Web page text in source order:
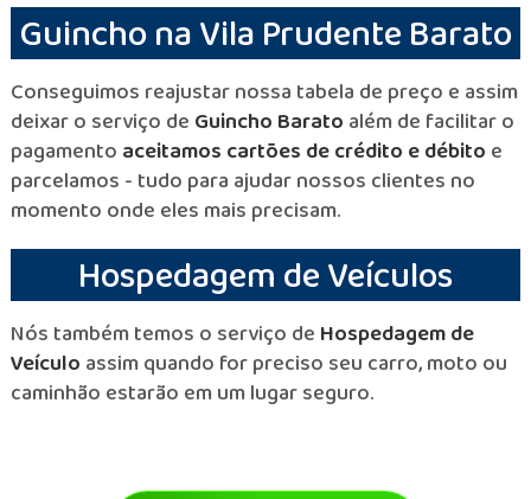
Guincho na Vila Prudente Barato
Conseguimos reajustar nossa tabela de preço e assim
deixar o serviço de Guincho Barato além de facilitar o
pagamento aceitamos cartões de crédito e débito e
parcelamos - tudo para ajudar nossos clientes no
momento onde eles mais precisam.
Hospedagem de Veículos
Nós também temos o serviço de Hospedagem de
Veículo assim quando for preciso seu carro, moto ou
caminhão estarão em um lugar seguro.